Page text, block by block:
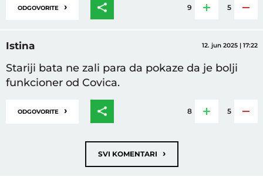
ODGOVORITE › 9 5
Istina 12. jun 2025 | 17:22
Stariji bata ne zali para da pokaze da je bolji
funkcioner od Covica.
ODGOVORITE › 8 5
SVI KOMENTARI ›